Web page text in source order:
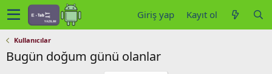
Giriş yap Kayıt ol
Kullanıcılar
Bugün doğum günü olanlar